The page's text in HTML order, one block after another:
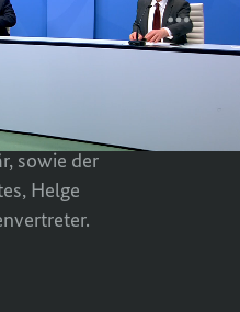
die
für
sowie der
Helge